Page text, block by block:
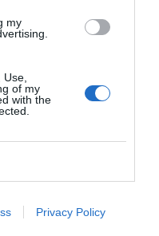
my
of my
with the
Privacy Policy